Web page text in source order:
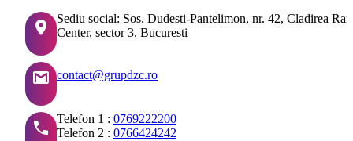
Sediu social: Sos. Dudesti-Pantelimon, nr. 42, Cladirea
Center, sector 3, Bucuresti
contact@grupdzc.ro
Telefon 1 : 0769222200
Telefon 2 : 0766424242